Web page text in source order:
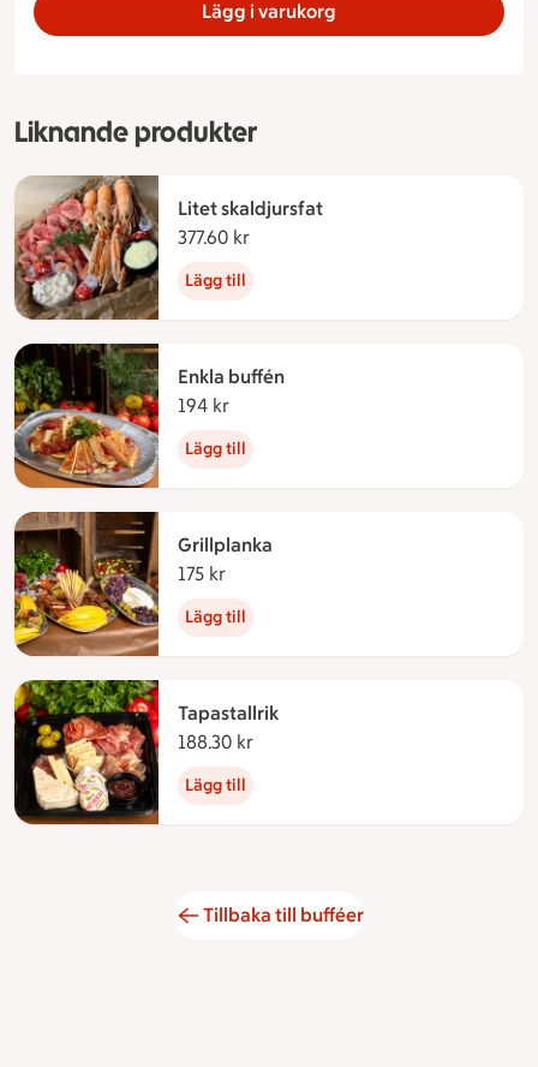
Lägg i varukorg
Liknande produkter
Litet skaldjursfat
377.60 kr
Lägg till
Enkla buffén
194 kr
Lägg till
Grillplanka
175 kr
Lägg till
Tapastallrik
188.30 kr
Lägg till
Tillbaka till bufféer